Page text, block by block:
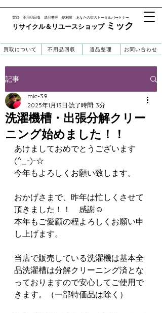
リサイクル＆リユースショップ ​​ ミック
​買取 不用品回収 遺品整理 便利屋 あなたの街のトータルパートナー
買取について 不用品回収 遺品整理 お問い合わせ
記事
洗濯機槽・出張分解クリー
ニング始めました！！
mic-39
2025年1月13日 読了時間: 3分
あけましておめでとうございます
(^_-)-☆
今年もよろしくお願い致します。
おかげさまで、昨年は忙しくさせて
頂きました！！　感謝☺
本年もご愛顧の程よろしくお願い申
し上げます。
当店で販売している洗濯機は基本全
品洗濯槽は分解クリーニング済とな
っておりますので安心してご使用で
きます。（一部特価品は除く）